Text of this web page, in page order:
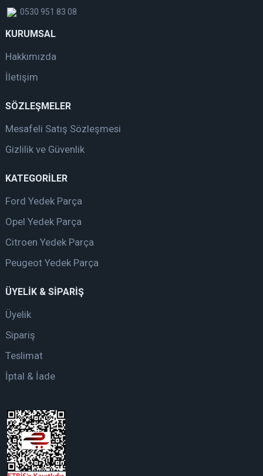
0530 951 83 08
KURUMSAL
Hakkımızda
İletişim
SÖZLEŞMELER
Mesafeli Satış Sözleşmesi
Gizlilik ve Güvenlik
KATEGORİLER
Ford Yedek Parça
Opel Yedek Parça
Citroen Yedek Parça
Peugeot Yedek Parça
ÜYELİK & SİPARİŞ
Üyelik
Sipariş
Teslimat
İptal & İade